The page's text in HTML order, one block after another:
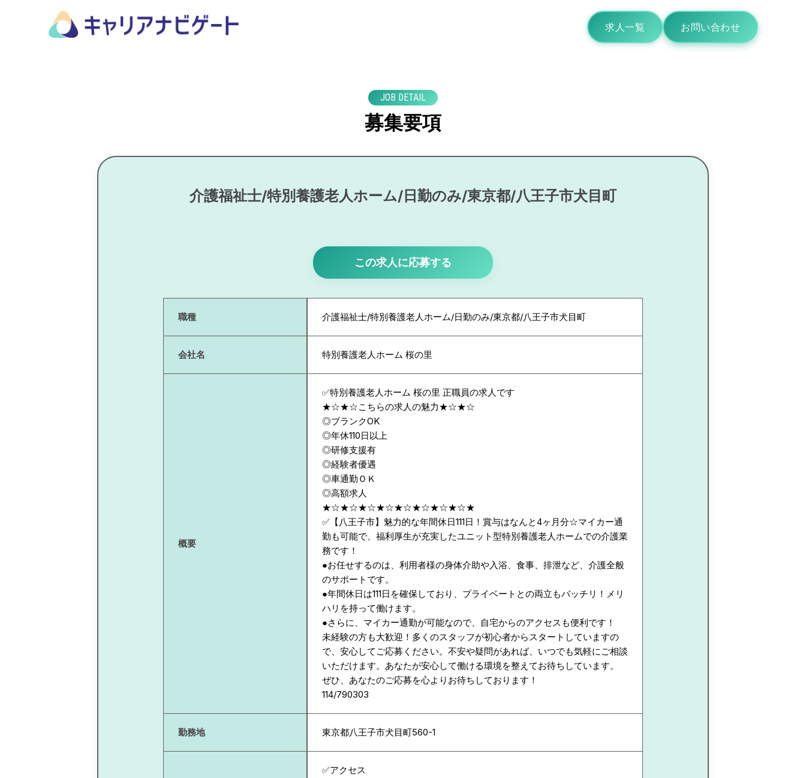
求人一覧 お問い合わせ
JOB DETAIL
募集要項
介護福祉士/特別養護老人ホーム/日勤のみ/東京都/八王子市犬目町
この求人に応募する
職種 介護福祉士/特別養護老人ホーム/日勤のみ/東京都/八王子市犬目町
会社名 特別養護老人ホーム 桜の里
概要
✅特別養護老人ホーム 桜の里 正職員の求人です
★☆★☆こちらの求人の魅力★☆★☆
◎ブランクOK
◎年休110日以上
◎研修支援有
◎経験者優遇
◎車通勤ＯＫ
◎高額求人
★☆★☆★☆★☆★☆★☆★☆★☆★
✅【八王子市】魅力的な年間休日111日！賞与はなんと4ヶ月分☆マイカー通
勤も可能で、福利厚生が充実したユニット型特別養護老人ホームでの介護業
務です！
●お任せするのは、利用者様の身体介助や入浴、食事、排泄など、介護全般
のサポートです。
●年間休日は111日を確保しており、プライベートとの両立もバッチリ！メリ
ハリを持って働けます。
●さらに、マイカー通勤が可能なので、自宅からのアクセスも便利です！
未経験の方も大歓迎！多くのスタッフが初心者からスタートしていますの
で、安心してご応募ください。不安や疑問があれば、いつでも気軽にご相談
いただけます。あなたが安心して働ける環境を整えてお待ちしています。
ぜひ、あなたのご応募を心よりお待ちしております！
114/790303
勤務地 東京都八王子市犬目町560-1
✅アクセス